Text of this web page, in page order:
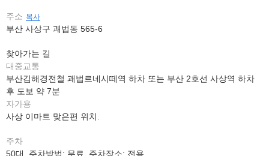
주소 복사
부산 사상구 괘법동 565-6
찾아가는 길
대중교통
부산김해경전철 괘법르네시떼역 하차 또는 부산 2호선 사상역 하차
후 도보 약 7분
자가용
사상 이마트 맞은편 위치.
주차
50대, 주차방법: 무료, 주차장소: 전용